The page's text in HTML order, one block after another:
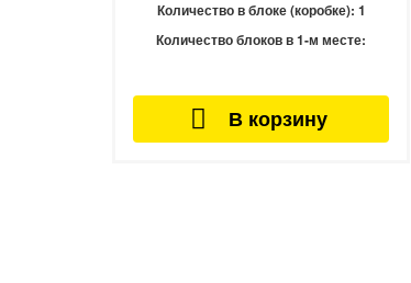
Количество в блоке (коробке): 1
Количество блоков в 1-м месте: